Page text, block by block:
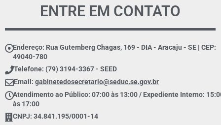
ENTRE EM CONTATO
Endereço: Rua Gutemberg Chagas, 169 - DIA - Aracaju - SE | CEP:
49040-780
Telefone: (79) 3194-3367 - SEED
Email: gabinetedosecretario@seduc.se.gov.br
Atendimento ao Público: 07:00 às 13:00 / Expediente Interno:
às 17:00
CNPJ: 34.841.195/0001-14